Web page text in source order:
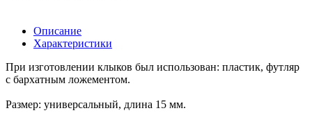
Описание
Характеристики
При изготовлении клыков был использован: пластик, футляр
с бархатным ложементом.
Размер: универсальный, длина 15 мм.